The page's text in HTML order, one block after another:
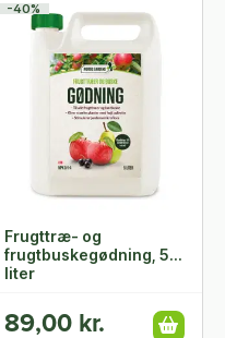
-40%
Frugttræ- og
frugtbuskegødning, 5
liter
89,00 kr.